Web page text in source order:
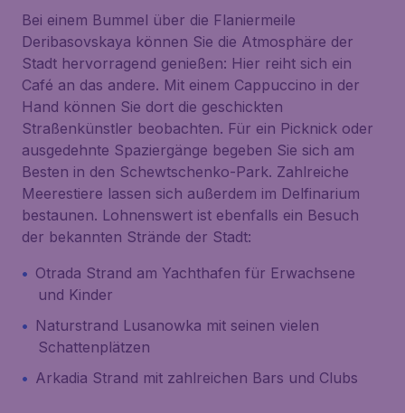
Bei einem Bummel über die Flaniermeile
Deribasovskaya können Sie die Atmosphäre der
Stadt hervorragend genießen: Hier reiht sich ein
Café an das andere. Mit einem Cappuccino in der
Hand können Sie dort die geschickten
Straßenkünstler beobachten. Für ein Picknick oder
ausgedehnte Spaziergänge begeben Sie sich am
Besten in den Schewtschenko-Park. Zahlreiche
Meerestiere lassen sich außerdem im Delfinarium
bestaunen. Lohnenswert ist ebenfalls ein Besuch
der bekannten Strände der Stadt:
Otrada Strand am Yachthafen für Erwachsene
und Kinder
Naturstrand Lusanowka mit seinen vielen
Schattenplätzen
Arkadia Strand mit zahlreichen Bars und Clubs